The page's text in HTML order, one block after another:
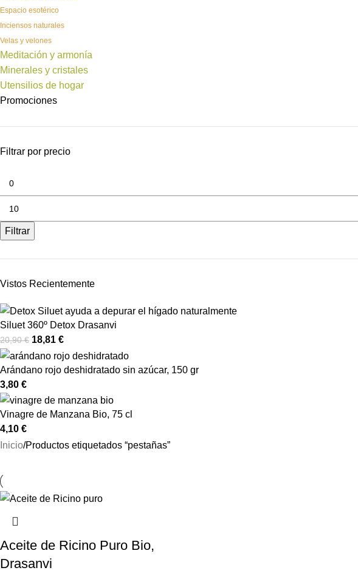
Espacio esotérico
Inciensos naturales
Velas y velones
Meditación y armonía
Minerales y cristales
Utensilios de hogar
Promociones
Filtrar por precio
Filtrar
Vistos Recientemente
Siluet 360º Detox Drasanvi
20,90€ 18,81 €
Arándano rojo deshidratado sin azúcar, 150 gr
3,80 €
Vinagre de Manzana Bio, 75 cl
4,10 €
Inicio Productos etiquetados “pestañas”
Aceite de Ricino Puro Bio,
Drasanvi